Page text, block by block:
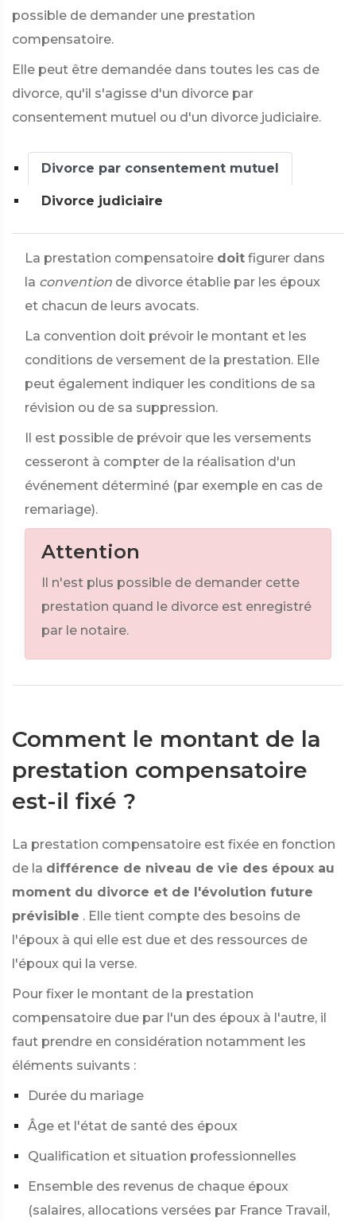
possible de demander une prestation
compensatoire.
Elle peut être demandée dans toutes les cas de
divorce, qu'il s'agisse d'un divorce par
consentement mutuel ou d'un divorce judiciaire.
Divorce par consentement mutuel
Divorce judiciaire
La prestation compensatoire doit figurer dans
la convention de divorce établie par les époux
et chacun de leurs avocats.
La convention doit prévoir le montant et les
conditions de versement de la prestation. Elle
peut également indiquer les conditions de sa
révision ou de sa suppression.
Il est possible de prévoir que les versements
cesseront à compter de la réalisation d'un
événement déterminé (par exemple en cas de
remariage).
Attention
Il n'est plus possible de demander cette
prestation quand le divorce est enregistré
par le notaire.
Comment le montant de la
prestation compensatoire
est-il fixé ?
La prestation compensatoire est fixée en fonction
de la différence de niveau de vie des époux au
moment du divorce et de l'évolution future
prévisible . Elle tient compte des besoins de
l'époux à qui elle est due et des ressources de
l'époux qui la verse.
Pour fixer le montant de la prestation
compensatoire due par l'un des époux à l'autre, il
faut prendre en considération notamment les
éléments suivants :
Durée du mariage
Âge et l'état de santé des époux
Qualification et situation professionnelles
Ensemble des revenus de chaque époux
(salaires, allocations versées par France Travail,